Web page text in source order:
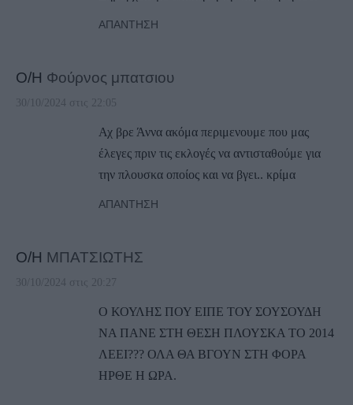
ΑΠΆΝΤΗΣΗ
Ο/Η Φούρνος μπατσιου
30/10/2024 στις 22:05
Αχ βρε Άννα ακόμα περιμενουμε που μας
έλεγες πριν τις εκλογές να αντισταθούμε για
την πλουσκα οποίος και να βγει.. κρίμα
ΑΠΆΝΤΗΣΗ
Ο/Η ΜΠΑΤΣΙΩΤΗΣ
30/10/2024 στις 20:27
Ο ΚΟΥΛΗΣ ΠΟΥ ΕΙΠΕ ΤΟΥ ΣΟΥΣΟΥΔΗ
ΝΑ ΠΑΝΕ ΣΤΗ ΘΕΣΗ ΠΛΟΥΣΚΑ ΤΟ 2014
ΛΕΕΙ??? ΟΛΑ ΘΑ ΒΓΟΥΝ ΣΤΗ ΦΟΡΑ
ΗΡΘΕ Η ΩΡΑ.